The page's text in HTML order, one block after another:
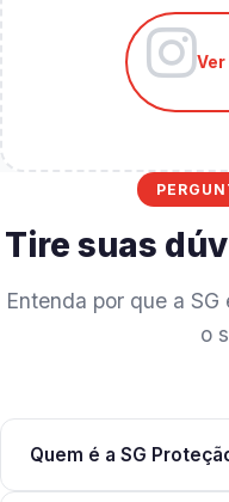
Tire suas
Entenda por que a
o
Quem é a SG